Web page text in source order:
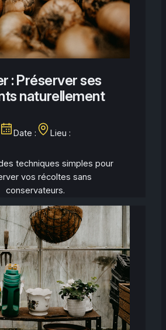
: Préserver ses
naturellement
Date : Lieu :
techniques simples pour
vos récoltes sans
conservateurs.